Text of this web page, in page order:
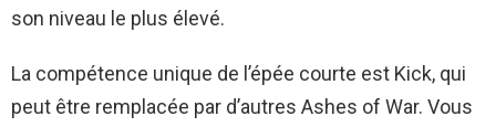
son niveau le plus élevé.
La compétence unique de l’épée courte est Kick, qui
peut être remplacée par d’autres Ashes of War. Vous